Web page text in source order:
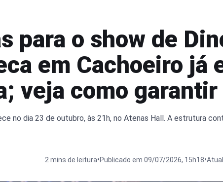
para o show de
em Cachoeiro já
veja como garantir
no dia 23 de outubro, às 21h, no Atenas Hall. A estrutura
2 mins de leitura•Publicado em 09/07/2026, 15h18•